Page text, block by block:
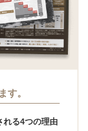
す。
れる4つの理由